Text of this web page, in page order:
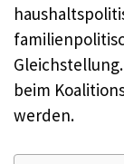
beim
werden.